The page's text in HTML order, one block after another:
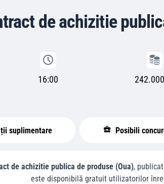
de achizitie
16:00
suplimentare Posibili
de achizitie publica de produse (Oua),
este disponibilă gratuit utilizatorilor